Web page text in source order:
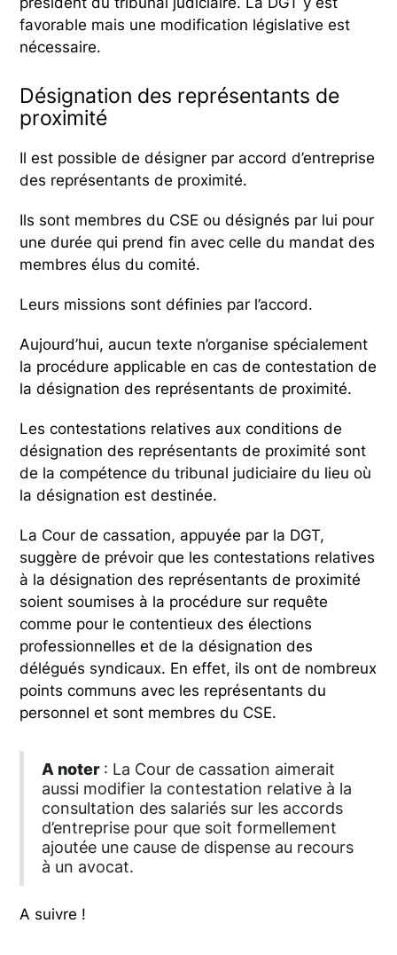
favorable mais une modification législative est
nécessaire.
Désignation des représentants de
proximité
Il est possible de désigner par accord d’entreprise
des représentants de proximité.
Ils sont membres du CSE ou désignés par lui pour
une durée qui prend fin avec celle du mandat des
membres élus du comité.
Leurs missions sont définies par l’accord.
Aujourd’hui, aucun texte n’organise spécialement
la procédure applicable en cas de contestation de
la désignation des représentants de proximité.
Les contestations relatives aux conditions de
désignation des représentants de proximité sont
de la compétence du tribunal judiciaire du lieu où
la désignation est destinée.
La Cour de cassation, appuyée par la DGT,
suggère de prévoir que les contestations relatives
à la désignation des représentants de proximité
soient soumises à la procédure sur requête
comme pour le contentieux des élections
professionnelles et de la désignation des
délégués syndicaux. En effet, ils ont de nombreux
points communs avec les représentants du
personnel et sont membres du CSE.
A noter : La Cour de cassation aimerait
aussi modifier la contestation relative à la
consultation des salariés sur les accords
d’entreprise pour que soit formellement
ajoutée une cause de dispense au recours
à un avocat.
A suivre !